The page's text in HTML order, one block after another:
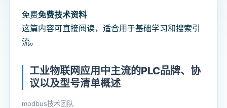
免费免费技术资料
这篇内容可直接阅读，适合用于基础学习和搜索引
流。
工业物联网应用中主流的PLC品牌、协
议以及型号清单概述
modbus技术团队